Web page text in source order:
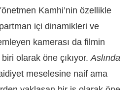
Kamhi’nin özellikle
içi dinamikleri ve
kamerası da filmin
olarak öne çıkıyor. Aslında
meselesine naif ama